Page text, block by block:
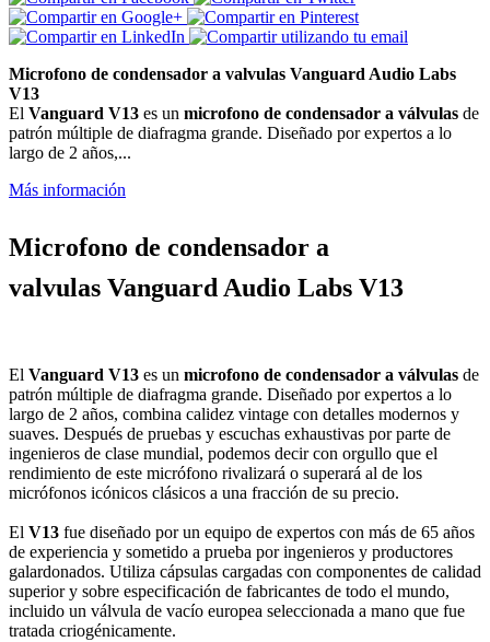
Microfono de condensador a valvulas Vanguard Audio Labs
V13
El Vanguard V13 es un microfono de condensador a válvulas de
patrón múltiple de diafragma grande. Diseñado por expertos a lo
largo de 2 años,...
Más información
Microfono de condensador a
valvulas Vanguard Audio Labs V13
El Vanguard V13 es un microfono de condensador a válvulas de
patrón múltiple de diafragma grande. Diseñado por expertos a lo
largo de 2 años, combina calidez vintage con detalles modernos y
suaves. Después de pruebas y escuchas exhaustivas por parte de
ingenieros de clase mundial, podemos decir con orgullo que el
rendimiento de este micrófono rivalizará o superará al de los
micrófonos icónicos clásicos a una fracción de su precio.
El V13 fue diseñado por un equipo de expertos con más de 65 años
de experiencia y sometido a prueba por ingenieros y productores
galardonados. Utiliza cápsulas cargadas con componentes de calidad
superior y sobre especificación de fabricantes de todo el mundo,
incluido un válvula de vacío europea seleccionada a mano que fue
tratada criogénicamente.